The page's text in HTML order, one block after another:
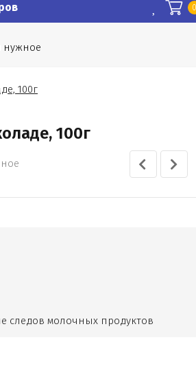
нужное
100г
следов молочных продуктов